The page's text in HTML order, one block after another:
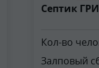
Септик
Кол-во
Залповый